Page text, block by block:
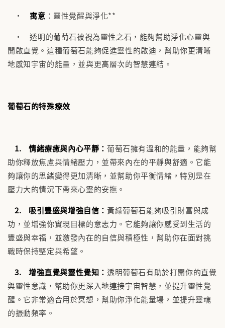
• 寓意 ：靈性覺醒與淨化**
• 透明的葡萄石被視為靈性之石，能夠幫助淨化心靈與
開啟直覺。這種葡萄石能夠促進靈性的啟迪，幫助你更清晰
地感知宇宙的能量，並與更高層次的智慧連結。
葡萄石的特殊療效
1. 情緒療癒與內心平靜：葡萄石擁有溫和的能量，能夠幫
助你釋放焦慮與情緒壓力，並帶來內在的平靜與舒適。它能
夠讓你的思緒變得更加清晰，並幫助你平衡情緒，特別是在
壓力大的情況下帶來心靈的安撫。
2. 吸引豐盛與增強自信：黃綠葡萄石能夠吸引財富與成
功，並增強你實現目標的意志力。它能夠讓你感受到生活的
豐盛與幸福，並激發內在的自信與積極性，幫助你在面對挑
戰時保持堅定與希望。
3. 增強直覺與靈性覺知：透明葡萄石有助於打開你的直覺
與靈性意識，幫助你更深入地連接宇宙智慧，並提升靈性覺
醒。它非常適合用於冥想，幫助你淨化能量場，並提升靈魂
的振動頻率。